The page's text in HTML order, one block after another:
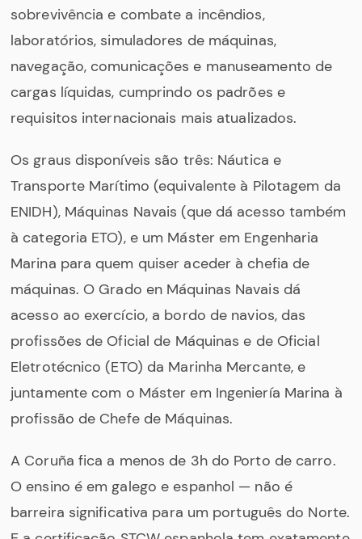
sobrevivência e combate a incêndios,
laboratórios, simuladores de máquinas,
navegação, comunicações e manuseamento de
cargas líquidas, cumprindo os padrões e
requisitos internacionais mais atualizados.
Os graus disponíveis são três: Náutica e
Transporte Marítimo (equivalente à Pilotagem da
ENIDH), Máquinas Navais (que dá acesso também
à categoria ETO), e um Máster em Engenharia
Marina para quem quiser aceder à chefia de
máquinas. O Grado en Máquinas Navais dá
acesso ao exercício, a bordo de navios, das
profissões de Oficial de Máquinas e de Oficial
Eletrotécnico (ETO) da Marinha Mercante, e
juntamente com o Máster em Ingeniería Marina à
profissão de Chefe de Máquinas.
A Coruña fica a menos de 3h do Porto de carro.
O ensino é em galego e espanhol — não é
barreira significativa para um português do Norte.